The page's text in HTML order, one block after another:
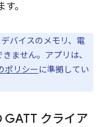
。
バイスのメモリ、電
ません。アプリは、
ポリシーに準拠してい
GATT クライア